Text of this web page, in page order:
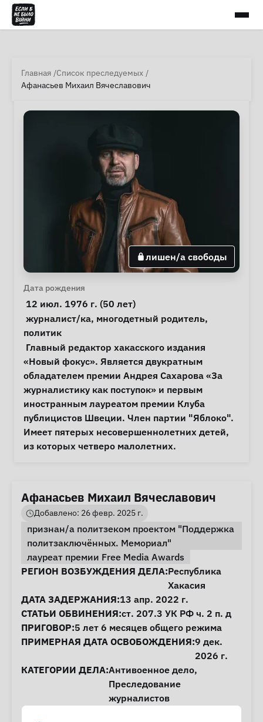
Главная Список преследуемых
Афанасьев Михаил Вячеславович
лишен/а свободы
Личная информация
Дата рождения
12 июл. 1976 г. (50 лет)
Особые обстоятельства
журналист/ка, многодетный родитель
политик
Примечания
«Новый фокус». Является двукратным
обладателем премии Андрея Сахарова «За
журналистику как поступок» и первым
иностранным лауреатом премии Клуба
публицистов Швеции. Член партии "Яблоко".
Имеет пятерых несовершеннолетних детей,
из которых четверо малолетних.
Афанасьев Михаил Вячеславович
Добавлено: 26 февр. 2025 г.
признан/а политзеком проектом "Поддержка
политзаключённых. Мемориал"
лауреат премии Free Media Awards
Информация о деле
РЕГИОН ВОЗБУЖДЕНИЯ ДЕЛА:Республика
Хакасия
ДАТА ЗАДЕРЖАНИЯ:13 апр. 2022 г.
СТАТЬИ ОБВИНЕНИЯ:ст. 207.3 УК РФ ч. 2 п. д
ПРИГОВОР:5 лет 6 месяцев общего режима
ПРИМЕРНАЯ ДАТА ОСВОБОЖДЕНИЯ:9 дек.
2026 г.
КАТЕГОРИИ ДЕЛА:Антивоенное дело,
Преследование
журналистов